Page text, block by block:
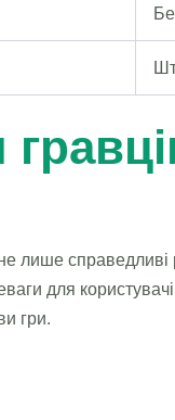
лише справедливі
для
гри.